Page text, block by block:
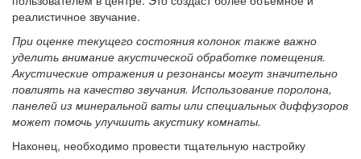
реалистичное звучание.
При оценке текущего состояния колонок также важно
уделить внимание акустической обработке помещения.
Акустические отражения и резонансы могут значительно
повлиять на качество звучания. Использование поролона,
панелей из минеральной ваты или специальных диффузоров
может помочь улучшить акустику комнаты.
Наконец, необходимо провести тщательную настройку